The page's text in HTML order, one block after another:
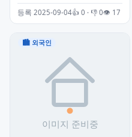
등록 2025-09-04👍 0 · 👎 0👁 17
🏙 외국인